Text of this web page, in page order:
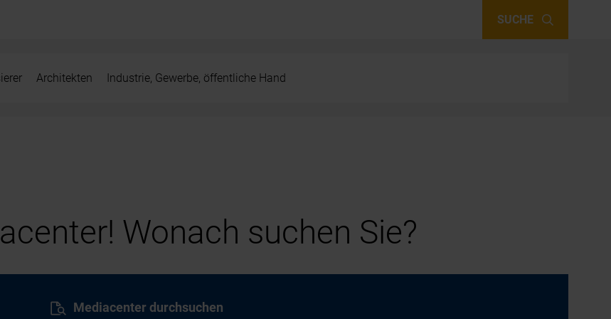
SUCHE
Architekten Industrie, Gewerbe, öffentliche Hand
Wonach suchen Sie?
Mediacenter durchsuchen